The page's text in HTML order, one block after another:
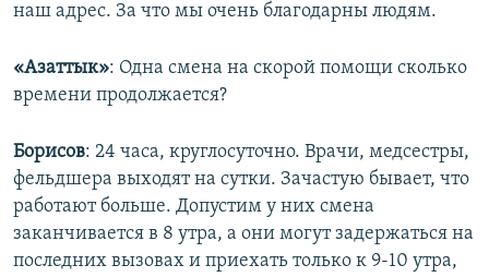
наш адрес. За что мы очень благодарны людям.
«Азаттык»: Одна смена на скорой помощи сколько
времени продолжается?
Борисов: 24 часа, круглосуточно. Врачи, медсестры,
фельдшера выходят на сутки. Зачастую бывает, что
работают больше. Допустим у них смена
заканчивается в 8 утра, а они могут задержаться на
последних вызовах и приехать только к 9-10 утра,